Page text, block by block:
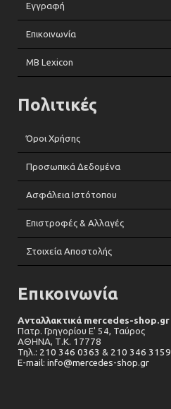
Εγγραφή
Επικοινωνία
MB Lexicon
Πολιτικές
Όροι Χρήσης
Προσωπικά Δεδομένα
Ασφάλεια Ιστότοπου
Επιστροφές & Αλλαγές
Στοιχεία Αποστολής
Επικοινωνία
Ανταλλακτικά mercedes-shop.gr
Πατρ. Γρηγορίου Ε' 54, Ταύρος
ΑΘΗΝΑ, Τ.Κ. 17778
Τηλ.: 210 346 0363 & 210 346 3159
E-mail: info@mercedes-shop.gr